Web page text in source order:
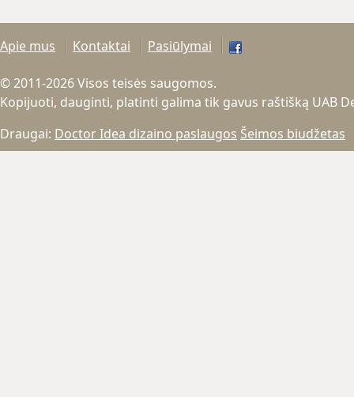
Apie mus Kontaktai Pasiūlymai
© 2011-2026 Visos teisės saugomos.
Kopijuoti, dauginti, platinti galima tik gavus raštišką UAB
Draugai: Doctor Idea dizaino paslaugos Šeimos biudžetas